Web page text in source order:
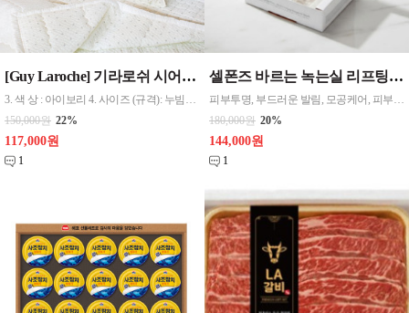
[Guy Laroche] 기라로쉬 시어서커 세트 S 싱글 (이불,패드,베게커버1P) 크림색
3. 색 상 : 아이보리 4. 사이즈 (규격): 누빔이불S ( 160X200cm ) 누빔패드S ( 115X200cm ) 베개커버1장 ( 50X70cm )
150,000원 22%
117,000원
1
셀폰즈 바르는 녹는실 리프팅 앰플 6주 6병 고래 펩타이드 FGF2 탄력 세럼 마스크
피부투명, 부드러운 발림, 모공케어, 피부탄력 페이스용, 팔자주름 원터치형 3.3ml(g) 촉촉함(수분공급), 흡수력 ,모든피부용, 복합, 지성
180,000원 20%
144,000원
1